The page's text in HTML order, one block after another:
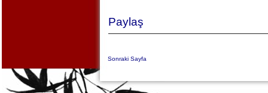
Paylaş
Sonraki Sayfa